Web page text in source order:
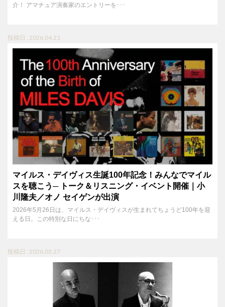
介！ アマチュア演奏家のエントリーを･･･
投稿日 : 2026.04.21
マイルス・デイヴィス生誕100年記念！みんなでマイル
スを聴こう─ トーク＆リスニング・イベント開催｜小
川隆夫／オノ セイゲンが出演
2026年5月26日は、マイルス・デイヴィスが生まれてちょうど100年を迎
える日。この特別な日にちな･･･
投稿日 : 2026.03.27